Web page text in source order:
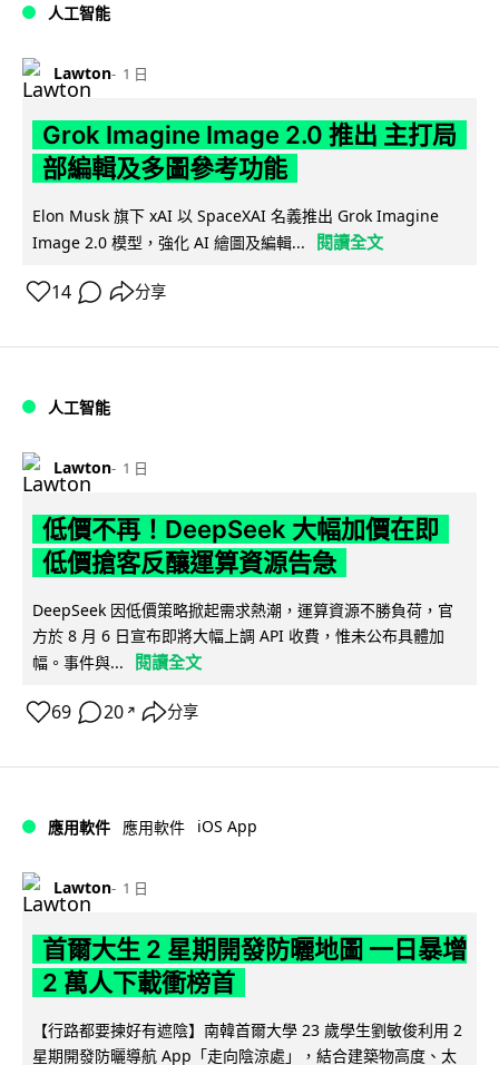
人工智能
Lawton 1 日
Grok Imagine Image 2.0 推出 主打局
部編輯及多圖參考功能
Elon Musk 旗下 xAI 以 SpaceXAI 名義推出 Grok Imagine
Image 2.0 模型，強化 AI 繪圖及編輯...
閱讀全文
14 分享
人工智能
Lawton 1 日
低價不再！DeepSeek 大幅加價在即
低價搶客反釀運算資源告急
DeepSeek 因低價策略掀起需求熱潮，運算資源不勝負荷，官
方於 8 月 6 日宣布即將大幅上調 API 收費，惟未公布具體加
幅。事件與...
閱讀全文
69 20 ↗ 分享
應用軟件 應用軟件 iOS App
Lawton 1 日
首爾大生 2 星期開發防曬地圖 一日暴增
2 萬人下載衝榜首
【行路都要揀好有遮陰】南韓首爾大學 23 歲學生劉敏俊利用 2
星期開發防曬導航 App「走向陰涼處」，結合建築物高度、太